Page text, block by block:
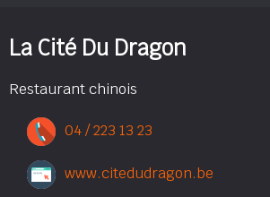
La Cité Du Dragon
Restaurant chinois
04 / 223 13 23
www.citedudragon.be